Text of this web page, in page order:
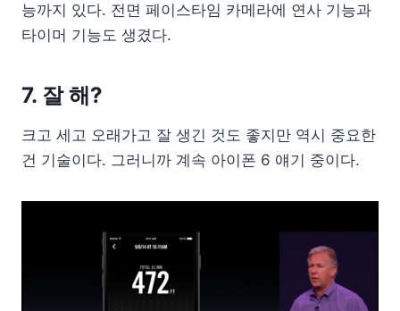
능까지 있다. 전면 페이스타임 카메라에 연사 기능과
타이머 기능도 생겼다.
7. 잘 해?
크고 세고 오래가고 잘 생긴 것도 좋지만 역시 중요한
건 기술이다. 그러니까 계속 아이폰 6 얘기 중이다.